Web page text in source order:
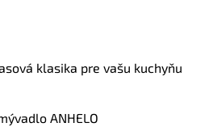
klasika pre vašu kuchyňu
ANHELO